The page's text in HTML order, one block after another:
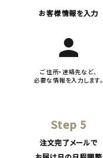
お客様情報を入力
person
ご住所・連絡先など、
必要な情報を入力します。
Step 5
注文完了メールで